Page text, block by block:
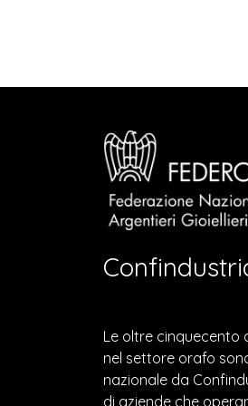
Le oltre cinquecento
nel settore orafo
nazionale da
di aziende che